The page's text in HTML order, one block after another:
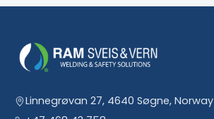
Linnegrøvan 27, 4640 Søgne, Norway